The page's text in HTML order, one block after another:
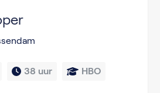
38 uur HBO